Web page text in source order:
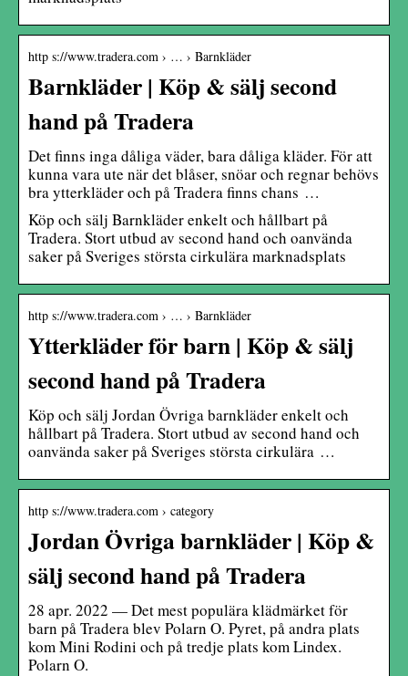
http s://www.tradera.com › … › Barnkläder
Barnkläder | Köp & sälj second
hand på Tradera
Det finns inga dåliga väder, bara dåliga kläder. För att
kunna vara ute när det blåser, snöar och regnar behövs
bra ytterkläder och på Tradera finns chans …
Köp och sälj Barnkläder enkelt och hållbart på
Tradera. Stort utbud av second hand och oanvända
saker på Sveriges största cirkulära marknadsplats
http s://www.tradera.com › … › Barnkläder
Ytterkläder för barn | Köp & sälj
second hand på Tradera
Köp och sälj Jordan Övriga barnkläder enkelt och
hållbart på Tradera. Stort utbud av second hand och
oanvända saker på Sveriges största cirkulära …
http s://www.tradera.com › category
Jordan Övriga barnkläder | Köp &
sälj second hand på Tradera
28 apr. 2022 — Det mest populära klädmärket för
barn på Tradera blev Polarn O. Pyret, på andra plats
kom Mini Rodini och på tredje plats kom Lindex.
Polarn O.